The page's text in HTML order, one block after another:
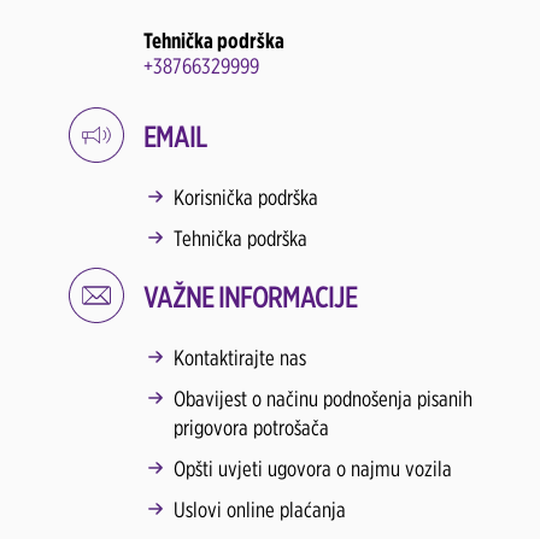
Tehnička podrška
+38766329999
EMAIL
Korisnička podrška
Tehnička podrška
VAŽNE INFORMACIJE
Kontaktirajte nas
Obavijest o načinu podnošenja pisanih
prigovora potrošača
Opšti uvjeti ugovora o najmu vozila
Uslovi online plaćanja